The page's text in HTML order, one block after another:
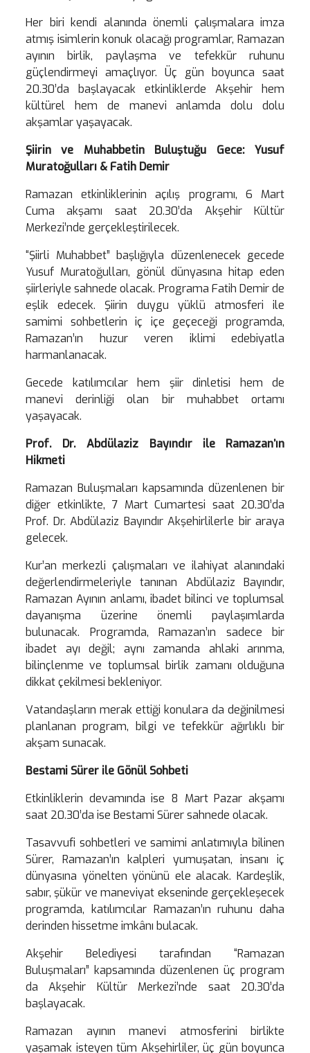
Her biri kendi alanında önemli çalışmalara imza
atmış isimlerin konuk olacağı programlar, Ramazan
ayının birlik, paylaşma ve tefekkür ruhunu
güçlendirmeyi amaçlıyor. Üç gün boyunca saat
20.30’da başlayacak etkinliklerde Akşehir hem
kültürel hem de manevi anlamda dolu dolu
akşamlar yaşayacak.
Şiirin ve Muhabbetin Buluştuğu Gece: Yusuf
Muratoğulları & Fatih Demir
Ramazan etkinliklerinin açılış programı, 6 Mart
Cuma akşamı saat 20.30’da Akşehir Kültür
Merkezi’nde gerçekleştirilecek.
“Şiirli Muhabbet” başlığıyla düzenlenecek gecede
Yusuf Muratoğulları, gönül dünyasına hitap eden
şiirleriyle sahnede olacak. Programa Fatih Demir de
eşlik edecek. Şiirin duygu yüklü atmosferi ile
samimi sohbetlerin iç içe geçeceği programda,
Ramazan’ın huzur veren iklimi edebiyatla
harmanlanacak.
Gecede katılımcılar hem şiir dinletisi hem de
manevi derinliği olan bir muhabbet ortamı
yaşayacak.
Prof. Dr. Abdülaziz Bayındır ile Ramazan’ın
Hikmeti
Ramazan Buluşmaları kapsamında düzenlenen bir
diğer etkinlikte, 7 Mart Cumartesi saat 20.30’da
Prof. Dr. Abdülaziz Bayındır Akşehirlilerle bir araya
gelecek.
Kur’an merkezli çalışmaları ve ilahiyat alanındaki
değerlendirmeleriyle tanınan Abdülaziz Bayındır,
Ramazan Ayının anlamı, ibadet bilinci ve toplumsal
dayanışma üzerine önemli paylaşımlarda
bulunacak. Programda, Ramazan’ın sadece bir
ibadet ayı değil; aynı zamanda ahlaki arınma,
bilinçlenme ve toplumsal birlik zamanı olduğuna
dikkat çekilmesi bekleniyor.
Vatandaşların merak ettiği konulara da değinilmesi
planlanan program, bilgi ve tefekkür ağırlıklı bir
akşam sunacak.
Bestami Sürer ile Gönül Sohbeti
Etkinliklerin devamında ise 8 Mart Pazar akşamı
saat 20.30’da ise Bestami Sürer sahnede olacak.
Tasavvufi sohbetleri ve samimi anlatımıyla bilinen
Sürer, Ramazan’ın kalpleri yumuşatan, insanı iç
dünyasına yönelten yönünü ele alacak. Kardeşlik,
sabır, şükür ve maneviyat ekseninde gerçekleşecek
programda, katılımcılar Ramazan’ın ruhunu daha
derinden hissetme imkânı bulacak.
Akşehir Belediyesi tarafından “Ramazan
Buluşmaları” kapsamında düzenlenen üç program
da Akşehir Kültür Merkezi’nde saat 20.30’da
başlayacak.
Ramazan ayının manevi atmosferini birlikte
yaşamak isteyen tüm Akşehirliler, üç gün boyunca